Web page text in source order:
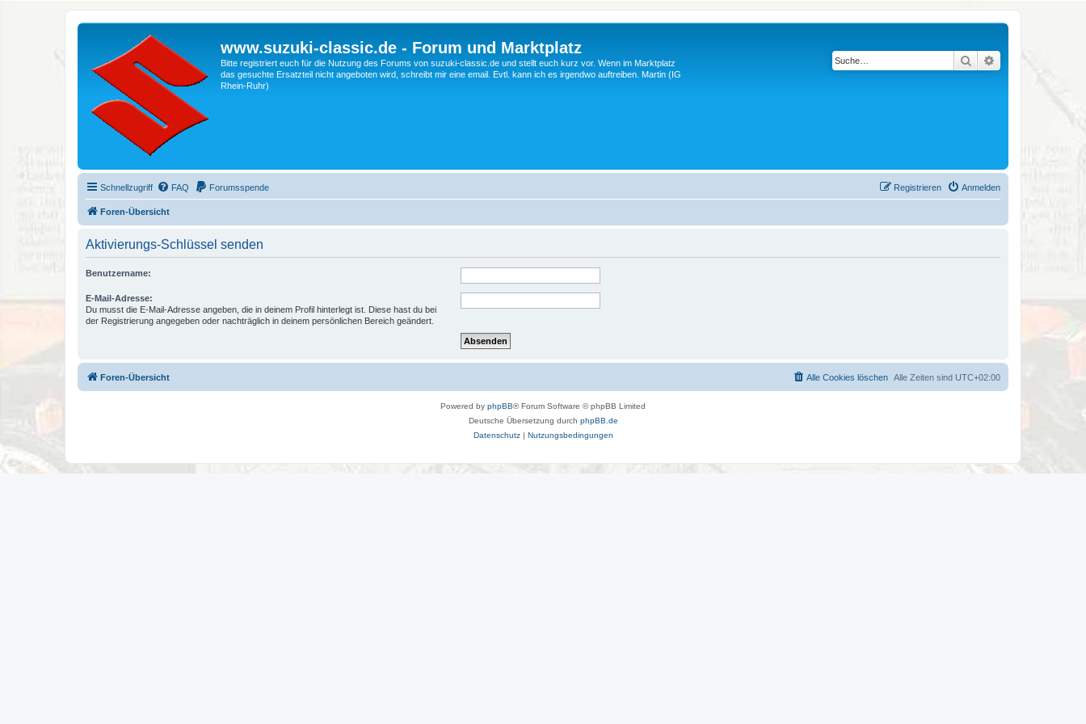
www.suzuki-classic.de - Forum und Marktplatz
Bitte registriert euch für die Nutzung des Forums von suzuki-classic.de und stellt euch kurz vor. Wenn im Marktplatz
das gesuchte Ersatzteil nicht angeboten wird, schreibt mir eine email. Evtl. kann ich es irgendwo auftreiben. Martin (IG
Rhein-Ruhr)
Suche Erweiterte Suche
Schnellzugriff FAQ Forumsspende Anmelden
Registrieren
Foren-Übersicht
Aktivierungs-Schlüssel senden
Benutzername:
E-Mail-Adresse:
Du musst die E-Mail-Adresse angeben, die in deinem Profil hinterlegt ist. Diese hast du bei
der Registrierung angegeben oder nachträglich in deinem persönlichen Bereich geändert.
Foren-Übersicht Alle Zeiten sind UTC+02:00
Alle Cookies löschen
Powered by phpBB® Forum Software © phpBB Limited
Deutsche Übersetzung durch phpBB.de
Datenschutz| Nutzungsbedingungen